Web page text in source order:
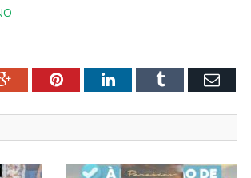
Google+PinterestLinkedInTumblr Email